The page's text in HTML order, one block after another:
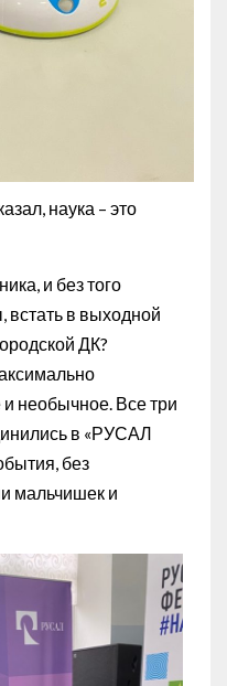
наука – это
и без того
встать в выходной
ДК?
и необычное. Все три
в «РУСАЛ
без
мальчишек и